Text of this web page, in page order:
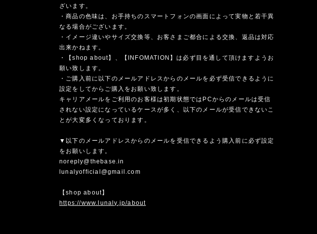
ざいます。
・商品の色味は、お手持ちのスマートフォンの画面によって実物と若干異
なる場合がございます。
・イメージ違いやサイズ交換等、お客さまご都合による交換、返品は対応
出来かねます。
・【shop about】、【INFOMATION】は必ず目を通して頂けますようお
願い致します。
・ご購入前に以下のメールアドレスからのメールを必ず受信できるように
設定をしてからご購入をお願い致します。
キャリアメールをご利用のお客様は初期状態ではPCからのメールは受信
されない設定になっているケースが多く、以下のメールが受信できないこ
とが大変多くなっております。
▼以下のメールアドレスからのメールを受信できるよう購入前に必ず設定
をお願いします。
noreply@thebase.in
lunalyofficial@gmail.com
【shop about】
https://www.lunaly.jp/about